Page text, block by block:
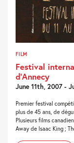
FILM
Festival
d’Annecy
June 11th, 2007 -
Premier festival
plus de 45 ans, de
Plusieurs films
Away de Isaac King ;